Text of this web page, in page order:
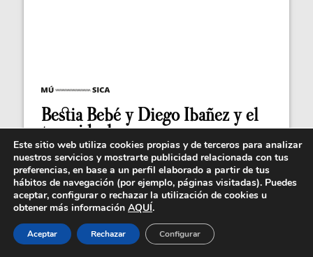
Bestia Bebé y Diego Ibañez y el
tema ideal para...
Bestia Bebé y Diego Ibañez el grupo argentino y el
frontman español, aunque son amigos desde...
Este sitio web utiliza cookies propias y de terceros para analizar
nuestros servicios y mostrarte publicidad relacionada con tus
preferencias, en base a un perfil elaborado a partir de tus
hábitos de navegación (por ejemplo, páginas visitadas). Puedes
aceptar, configurar o rechazar la utilización de cookies u
obtener más información AQUÍ.
Aceptar Rechazar Configurar